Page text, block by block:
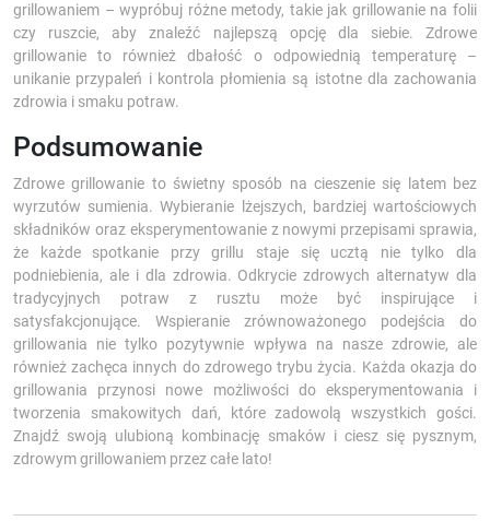
grillowaniem – wypróbuj różne metody, takie jak grillowanie na folii
czy ruszcie, aby znaleźć najlepszą opcję dla siebie. Zdrowe
grillowanie to również dbałość o odpowiednią temperaturę –
unikanie przypaleń i kontrola płomienia są istotne dla zachowania
zdrowia i smaku potraw.
Podsumowanie
Zdrowe grillowanie to świetny sposób na cieszenie się latem bez
wyrzutów sumienia. Wybieranie lżejszych, bardziej wartościowych
składników oraz eksperymentowanie z nowymi przepisami sprawia,
że każde spotkanie przy grillu staje się ucztą nie tylko dla
podniebienia, ale i dla zdrowia. Odkrycie zdrowych alternatyw dla
tradycyjnych potraw z rusztu może być inspirujące i
satysfakcjonujące. Wspieranie zrównoważonego podejścia do
grillowania nie tylko pozytywnie wpływa na nasze zdrowie, ale
również zachęca innych do zdrowego trybu życia. Każda okazja do
grillowania przynosi nowe możliwości do eksperymentowania i
tworzenia smakowitych dań, które zadowolą wszystkich gości.
Znajdź swoją ulubioną kombinację smaków i ciesz się pysznym,
zdrowym grillowaniem przez całe lato!